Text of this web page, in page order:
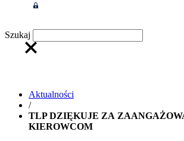
Szukaj
Aktualności
/
TLP DZIĘKUJE ZA
KIEROWCOM